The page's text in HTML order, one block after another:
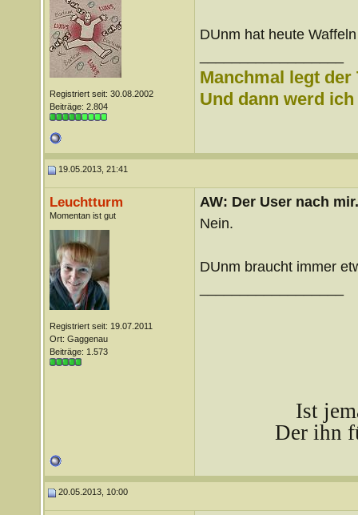
Registriert seit: 30.08.2002
Beiträge: 2.804
DUnm hat heute
Manchmal legt
Und dann werd
19.05.2013, 21:41
Leuchtturm
Momentan ist gut
Registriert seit: 19.07.2011
Ort: Gaggenau
Beiträge: 1.573
AW: Der User nach
Nein.
DUnm braucht immer
Ist
Der ihn
20.05.2013, 10:00